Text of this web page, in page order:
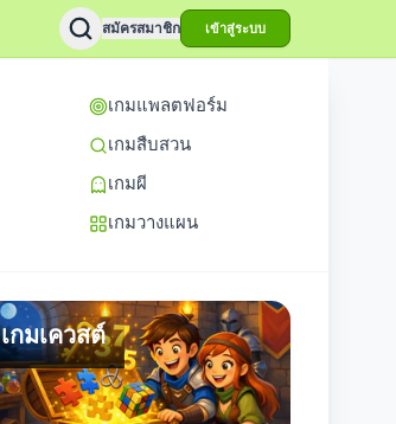
สมัครสมาชิก เข้าสู่ระบบ
เกมแพลตฟอร์ม
เกมสืบสวน
เกมผี
เกมวางแผน
เกมเควสต์